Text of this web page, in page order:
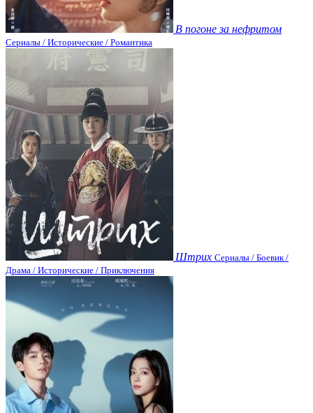
В погоне за нефритом
Сериалы / Исторические / Романтика
Штрих Сериалы / Боевик /
Драма / Исторические / Приключения